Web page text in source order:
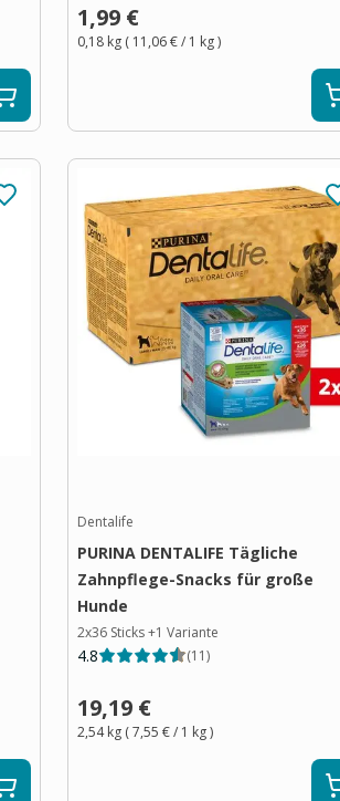
1,99 €
0,18 kg ( 11,06 €/ 1 kg)
Dentalife
PURINA DENTALIFE Tägliche
Zahnpflege-Snacks für große
Hunde
2x36 Sticks+1 Variante
4.8 (11)
19,19 €
2,54 kg (7,55 €/ 1 kg)